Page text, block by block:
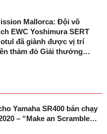
Mallorca: Đội vô
EWC Yoshimura SERT
đã giành được vị trí
thảm đỏ Giải thưởng…
Yamaha SR400 bán chạy
– “Make an Scramble…